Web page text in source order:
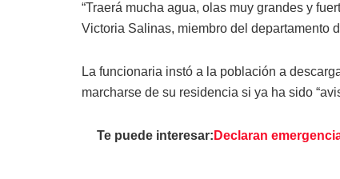
“Traerá mucha agua, olas muy grandes y
Victoria Salinas, miembro del departamento
La funcionaria instó a la población a
marcharse de su residencia si ya ha sido
Te puede interesar: Declaran